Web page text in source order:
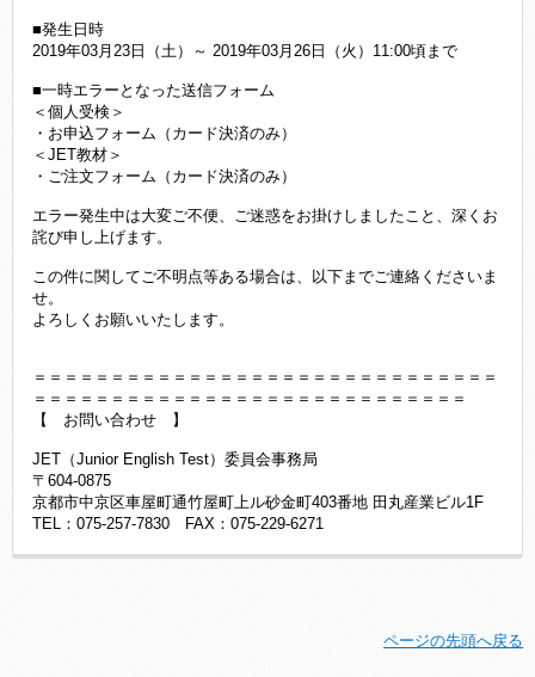
■発生日時
2019年03月23日（土）～ 2019年03月26日（火）11:00頃まで
■一時エラーとなった送信フォーム
＜個人受検＞
・お申込フォーム（カード決済のみ）
＜JET教材＞
・ご注文フォーム（カード決済のみ）
エラー発生中は大変ご不便、ご迷惑をお掛けしましたこと、深くお
詫び申し上げます。
この件に関してご不明点等ある場合は、以下までご連絡くださいま
せ。
よろしくお願いいたします。
＝＝＝＝＝＝＝＝＝＝＝＝＝＝＝＝＝＝＝＝＝＝＝＝＝＝＝＝＝＝
＝＝＝＝＝＝＝＝＝＝＝＝＝＝＝＝＝＝＝＝＝＝＝＝＝＝＝＝
【 お問い合わせ 】
JET（Junior English Test）委員会事務局
〒604-0875
京都市中京区車屋町通竹屋町上ル砂金町403番地 田丸産業ビル1F
TEL：075-257-7830 FAX：075-229-6271
ページの先頭へ戻る